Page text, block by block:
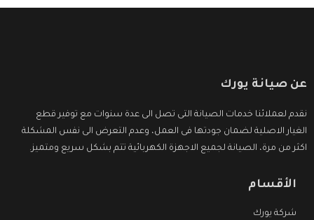
عن صيانة يورك
نقدم لعملائنا خدمات الصيانة التى تصل الى عدة سنوات مع توفير قطع
الغيار الاصلية لضمان جودتها فى العمل، وعدم التعرض الى نفس المشكلة
اكثر من مرة، الصيانة لجميع الاجهزة الكهربائية تتم بشكل سريع ومتميز.
الأقسام
شركة يورك